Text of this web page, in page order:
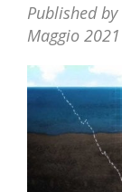
Published by
Maggio 2021